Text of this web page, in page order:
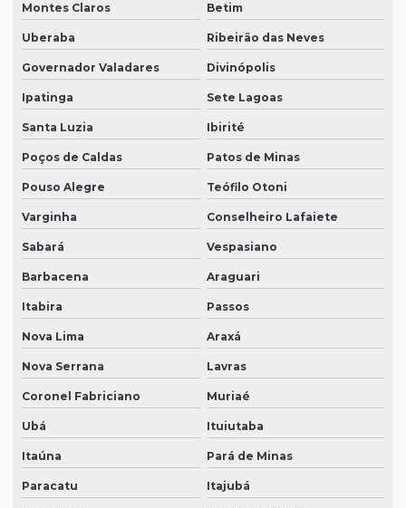
Montes Claros Betim
Uberaba Ribeirão das Neves
Governador Valadares Divinópolis
Ipatinga Sete Lagoas
Santa Luzia Ibirité
Poços de Caldas Patos de Minas
Pouso Alegre Teófilo Otoni
Varginha Conselheiro Lafaiete
Sabará Vespasiano
Barbacena Araguari
Itabira Passos
Nova Lima Araxá
Nova Serrana Lavras
Coronel Fabriciano Muriaé
Ubá Ituiutaba
Itaúna Pará de Minas
Paracatu Itajubá